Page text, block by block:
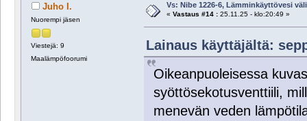
Juho I.
Nuorempi jäsen
Viestejä: 9
Maalämpöfoorumi
Vs: Nibe 1226-6, Lämminkäyttövesi
« Vastaus #14 :25.11.25 - klo:20:49 »
Lainaus käyttäjältä:
Oikeanpuoleisessa
syöttösekotusventtiili,
menevän veden